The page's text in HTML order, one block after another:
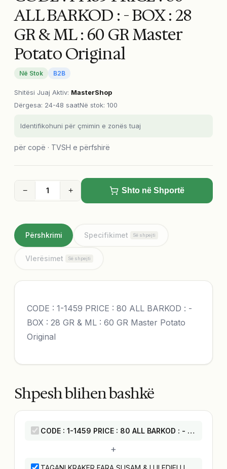
ALL BARKOD : - BOX : 28
GR & ML : 60 GR Master
Potato Original
Në Stok B2B
Shitësi Juaj Aktiv: MasterShop
Dërgesa: 24-48 saatNë stok: 100
Identifikohuni për çmimin e zonës tuaj
për copë · TVSH e përfshirë
− + Shto në Shportë
Përshkrimi Specifikimet Së shpejti
Vlerësimet Së shpejti
CODE : 1-1459 PRICE : 80 ALL BARKOD : -
BOX : 28 GR & ML : 60 GR Master Potato
Original
Shpesh blihen bashkë
CODE : 1-1459 PRICE : 80 ALL BARKOD : - BOX : 28 GR & ML : 60 GR Master Potato Original
+